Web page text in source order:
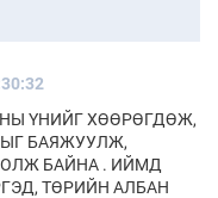
ҮНИЙГ ХӨӨРӨГДӨЖ,
БАЯЖУУЛЖ,
БАЙНА . ИЙМД
ТӨРИЙН АЛБАН